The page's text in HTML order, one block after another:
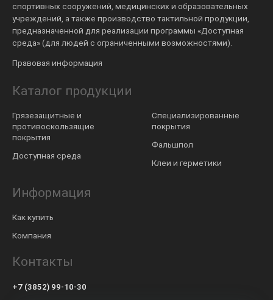
спортивных сооружений, медицинских и образовательных
учреждений, а также производство тактильной продукции,
предназначенной для реализации программы «Доступная
среда» (для людей с ограниченными возможностями).
Правовая информация
Каталог продукции
Грязезащитные и
противоскользящие
покрытия
Доступная среда
Специализированные
покрытия
Фальшпол
Клеи и герметики
Информация
Как купить
Компания
Контакты
+7 (3852) 99-10-30